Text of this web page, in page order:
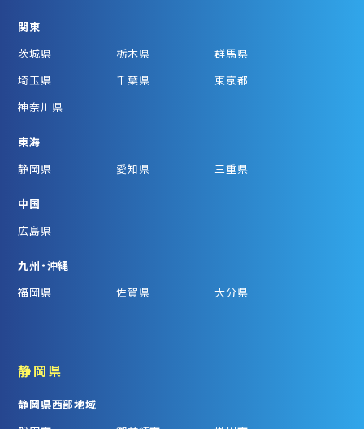
関東
茨城県
栃木県
群馬県
埼玉県
千葉県
東京都
神奈川県
東海
静岡県
愛知県 三重県
中国
広島県
九州・沖縄
福岡県
佐賀県 大分県
静岡県
静岡県西部地域